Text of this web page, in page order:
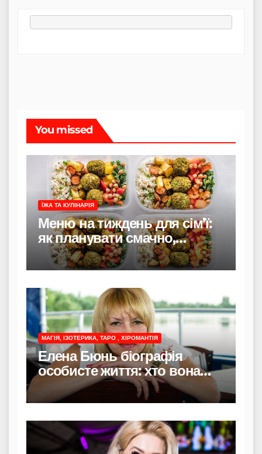
You missed
ЇЖА ТА КУЛІНАРІЯ
Меню на тиждень для сім’ї:
як планувати смачно,
економно і без стресу
МАГІЯ, ІЗОТЕРИКА, ТАРО , ХІРОМАНТІЯ
Елена Бюнь біографія
особисте життя: хто вона
насправді